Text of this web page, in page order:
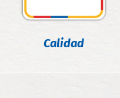
Calidad